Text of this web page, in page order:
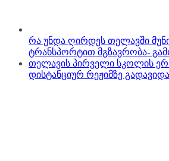
რა უნდა ღირდეს თელავში
ტრანსპორტით მგზავრობა-
თელავის პირველი სკოლის
დისტანციურ რეჟიმზე გადავიდა